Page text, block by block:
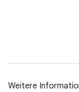
Weitere